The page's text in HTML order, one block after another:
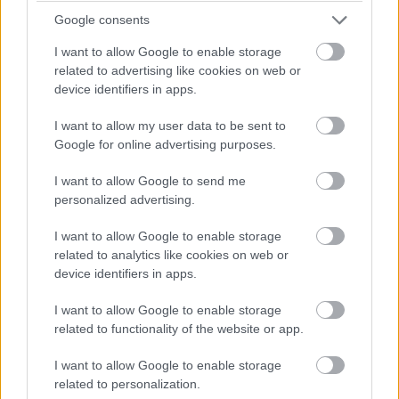
Google consents
I want to allow Google to enable storage
related to advertising like cookies on web or
device identifiers in apps.
I want to allow my user data to be sent to
Google for online advertising purposes.
I want to allow Google to send me
personalized advertising.
I want to allow Google to enable storage
related to analytics like cookies on web or
device identifiers in apps.
I want to allow Google to enable storage
related to functionality of the website or app.
I want to allow Google to enable storage
related to personalization.
ylittävät tositteet laskutetaan tapahtuman laadinnan
jälkeisen kuukausilaskutuksen yhteydessä. Tositteisiin
palkkalaskelmat, myynti/tarjous- ja ostotilaukset,
joukkokirjeet, maksumuistutukset, dokumentit ja suora
tilisiirto.
** Muissa tuotepaketeissa veloitus tapahtuu
Procountor Alku –tuotepaketissa veloitus tapahtuu
palkkalaskelmien määrän mukaisesti
*** Muissa tuotepaketeissa palkkalaskelmat kuuluvat